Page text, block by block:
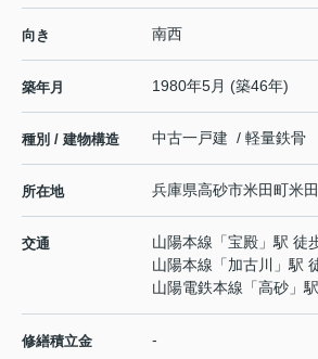
向き 南西
築年月 1980年5月 (築46年)
種別 / 建物構造 中古一戸建 / 軽量鉄骨
所在地 兵庫県高砂市米田町米田
交通 山陽本線 「宝殿 」駅 徒
山陽本線 「加古川
」駅
山陽電鉄本線 「高砂 」
修繕積立金 -